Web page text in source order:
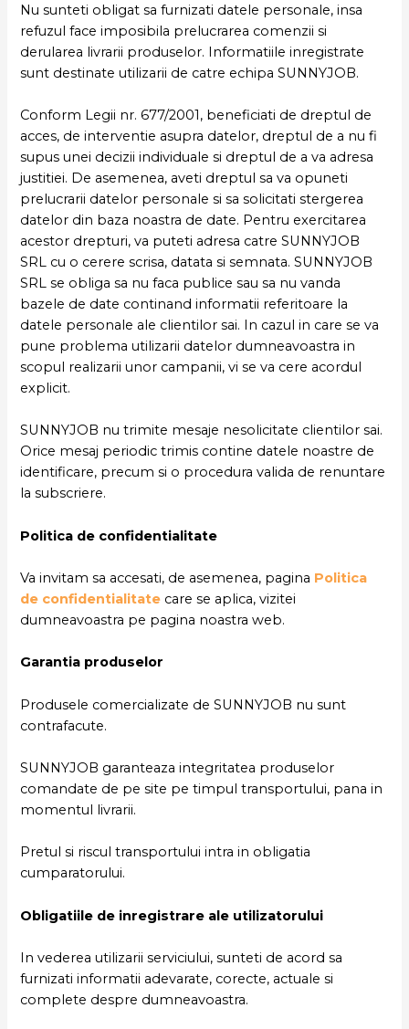
Nu sunteti obligat sa furnizati datele personale, insa
refuzul face imposibila prelucrarea comenzii si
derularea livrarii produselor. Informatiile inregistrate
sunt destinate utilizarii de catre echipa SUNNYJOB.
Conform Legii nr. 677/2001, beneficiati de dreptul de
acces, de interventie asupra datelor, dreptul de a nu fi
supus unei decizii individuale si dreptul de a va adresa
justitiei. De asemenea, aveti dreptul sa va opuneti
prelucrarii datelor personale si sa solicitati stergerea
datelor din baza noastra de date. Pentru exercitarea
acestor drepturi, va puteti adresa catre SUNNYJOB
SRL cu o cerere scrisa, datata si semnata. SUNNYJOB
SRL se obliga sa nu faca publice sau sa nu vanda
bazele de date continand informatii referitoare la
datele personale ale clientilor sai. In cazul in care se va
pune problema utilizarii datelor dumneavoastra in
scopul realizarii unor campanii, vi se va cere acordul
explicit.
SUNNYJOB nu trimite mesaje nesolicitate clientilor sai.
Orice mesaj periodic trimis contine datele noastre de
identificare, precum si o procedura valida de renuntare
la subscriere.
Politica de confidentialitate
Va invitam sa accesati, de asemenea, pagina Politica
de confidentialitate care se aplica, vizitei
dumneavoastra pe pagina noastra web.
Garantia produselor
Produsele comercializate de SUNNYJOB nu sunt
contrafacute.
SUNNYJOB garanteaza integritatea produselor
comandate de pe site pe timpul transportului, pana in
momentul livrarii.
Pretul si riscul transportului intra in obligatia
cumparatorului.
Obligatiile de inregistrare ale utilizatorului
In vederea utilizarii serviciului, sunteti de acord sa
furnizati informatii adevarate, corecte, actuale si
complete despre dumneavoastra.